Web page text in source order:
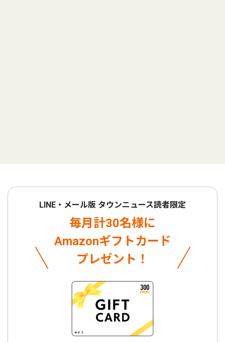
LINE・メール版 タウンニュース読者限定
毎月計30名様に
Amazonギフトカード
プレゼント！